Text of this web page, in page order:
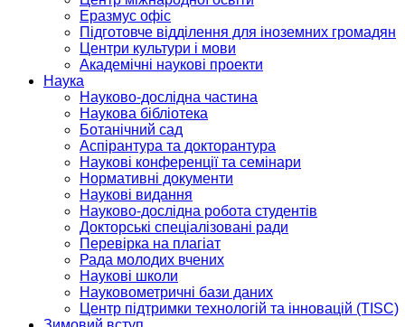
Еразмус офіс
Підготовче відділення для іноземних громадян
Центри культури і мови
Академічні наукові проекти
Наука
Науково-дослідна частина
Наукова бібліотека
Ботанічний сад
Аспірантура та докторантура
Наукові конференції та семінари
Нормативні документи
Наукові видання
Науково-дослідна робота студентів
Докторські спеціалізовані ради
Перевірка на плагіат
Рада молодих вчених
Наукові школи
Науковометричні бази даних
Центр підтримки технологій та інновацій (TISC)